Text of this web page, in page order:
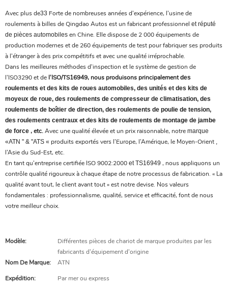
Avec plus de33 Forte de nombreuses années d'expérience, l'usine de
roulements à billes de Qingdao Autos est un fabricant professionnel et réputé
de pièces automobiles en Chine. Elle dispose de 2 000 équipements de
production modernes et de 260 équipements de test pour fabriquer ses produits
à l'étranger à des prix compétitifs et avec une qualité irréprochable.
Dans les meilleures méthodes d'inspection et le système de gestion de
l'ISO3290 et de l'ISO/TS16949, nous produisons principalement des
roulements et des kits de roues automobiles, des unités et des kits de
moyeux de roue, des roulements de compresseur de climatisation, des
roulements de boîtier de direction, des roulements de poulie de tension,
des roulements centraux et des kits de roulements de montage de jambe
de force , etc.Avec une qualité élevée et un prix raisonnable, notre marque
«ATN " & "ATS « produits exportés vers l’Europe, l’Amérique, le Moyen-Orient ,
l’Asie du Sud-Est, etc.
En tant qu'entreprise certifiée ISO 9002:2000 et TS16949 , nous appliquons un
contrôle qualité rigoureux à chaque étape de notre processus de fabrication. « La
qualité avant tout, le client avant tout » est notre devise. Nos valeurs
fondamentales : professionnalisme, qualité, service et efficacité, font de nous
votre meilleur choix.
Modèle:
Différentes pièces de chariot de marque produites par les
fabricants d'équipement d'origine
Nom De Marque:
ATN
Expédition:
Par mer ou express